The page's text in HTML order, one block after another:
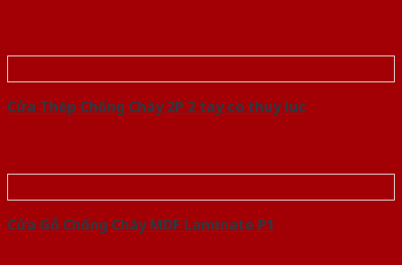
Cửa Thép Chống Cháy 2P 2 tay co thuy luc
Cửa Gỗ Chống Cháy MDF Laminate P1